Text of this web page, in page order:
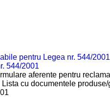
pentru Legea nr. 544/2001
544/2001
aferente pentru
cu documentele